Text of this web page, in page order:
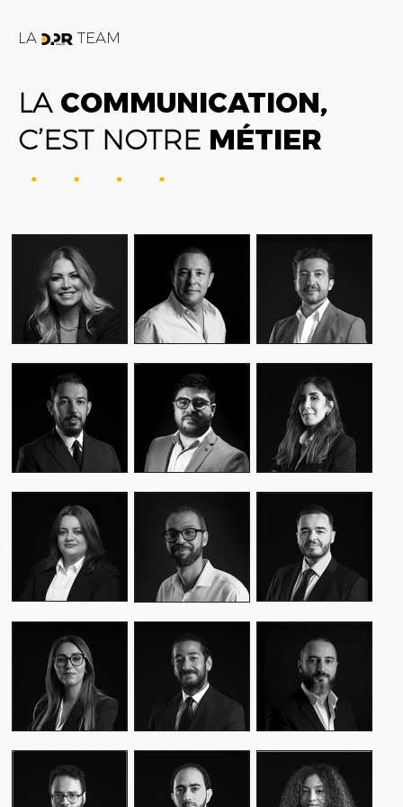
LA TEAM
LACOMMUNICATION,
C’EST NOTRE MÉTIER
FATIME ZOHRA
OUTAGHANI
CEO & FOUNDER
ALEX AXIOTIS
CEO & FOUNDER
AMIN FARES
GENERAL
MANAGER
WASSIM KASSARI
CHIEF FINANCIAL
OFFICER
MALIK IRAQI
MANAGING
DIRECTOR
YASMINE MYRIAM
DIRECTOR OF
OPERATIONS –
PUBLIC RELATIONS
MOUNA EL AZIM
DIRECTOR OF
OPERATIONS
AMINE LAGSSIR
STRATEGY
DIRECTOR
KARIM BENKIRAN
CHIEF CREATIVE
OFFICER
MEKHTOUME
PMO CHANGE &
WALID BAHYA
BUSINESS LEAD
GROUP
SAMI SABER
MEDIA RELATIONS
DIRECTOR